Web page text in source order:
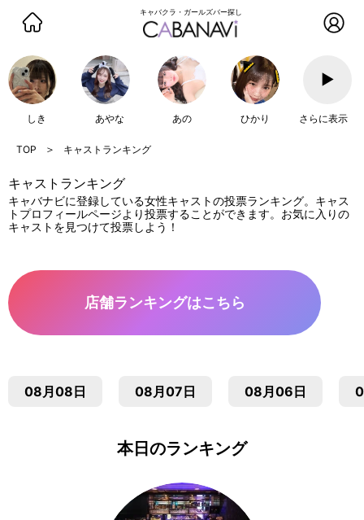
キャバクラ・ガールズバー探し
しき あやな あの ひかり
▶
さらに表示
キャストランキング
キャストランキング
キャバナビに登録している女性キャストの投票ランキング。キャス
トプロフィールページより投票することができます。お気に入りの
キャストを見つけて投票しよう！
店舗ランキングはこちら
08月08日 08月07日 08月06日
本日のランキング